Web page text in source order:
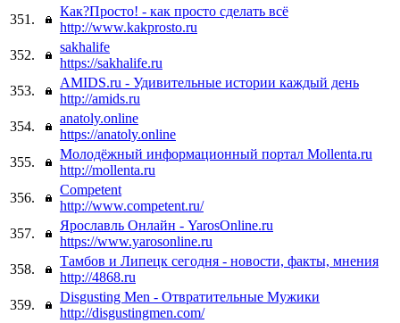
351.
Как?Просто! - как просто сделать всё
http://www.kakprosto.ru
352.
sakhalife
https://sakhalife.ru
353.
AMIDS.ru - Удивительные истории каждый день
http://amids.ru
354.
anatoly.online
https://anatoly.online
355.
Молодёжный информационный портал Mollenta.ru
http://mollenta.ru
356.
Competent
http://www.competent.ru/
357.
Ярославль Онлайн - YarosOnline.ru
https://www.yarosonline.ru
358.
Тамбов и Липецк сегодня - новости, факты, мнения
http://4868.ru
359.
Disgusting Men - Отвратительные Мужики
http://disgustingmen.com/